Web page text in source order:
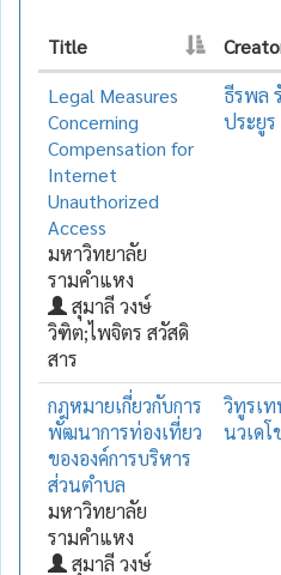
Title
Legal Measures
Concerning
Compensation for
Internet
Unauthorized
Access
มหาวิทยาลัย
รามคำแหง
สุมาลี วงษ์
วิฑิต;ไพจิตร สวัสดิ
สาร
ธีรพล
ประยูร
กฎหมายเกี่ยวกับการ
พัฒนาการท่องเที่ยว
ขององค์การบริหาร
ส่วนตำบล
มหาวิทยาลัย
รามคำแหง
สุมาลี วงษ์
วิทูรเ
นวเดโ